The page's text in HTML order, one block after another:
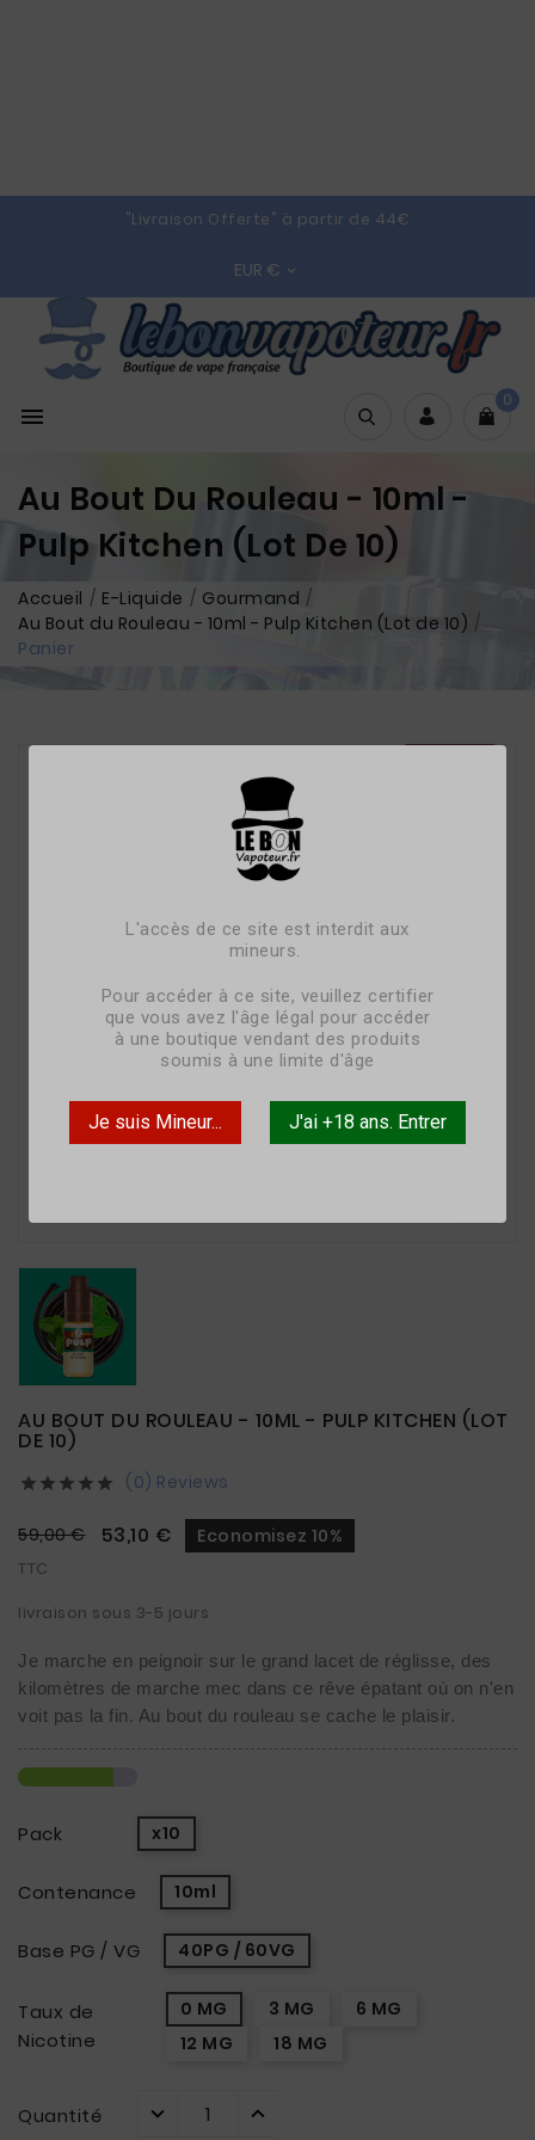
L'accès de ce site est interdit aux
mineurs.
Pour accéder à ce site, veuillez certifier
que vous avez l'âge légal pour accéder
à une boutique vendant des produits
soumis à une limite d'âge
Je suis Mineur... J'ai +18 ans. Entrer
"Livraison Offerte" à partir de 44€
EUR € 

0
Au Bout Du Rouleau - 10ml -
Pulp Kitchen (Lot De 10)
Accueil E-Liquide
Gourmand
Au Bout du Rouleau - 10ml - Pulp Kitchen (Lot de 10)
Panier
AU BOUT DU ROULEAU - 10ML - PULP KITCHEN (LOT
DE 10)
     (0) Reviews
59,00 € 53,10 € Economisez 10%
TTC
livraison sous 3-5 jours
Je marche en peignoir sur le grand lacet de réglisse, des
kilomètres de marche mec dans ce rêve épatant où on n'en
voit pas la fin. Au bout du rouleau se cache le plaisir.
Pack x10
Contenance 10ml
Base PG / VG 40PG / 60VG
Taux de
Nicotine
0 MG 3 MG
6 MG
12 MG
18 MG
Quantité